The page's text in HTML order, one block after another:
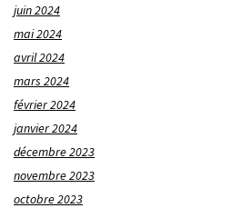
juin 2024
mai 2024
avril 2024
mars 2024
février 2024
janvier 2024
décembre 2023
novembre 2023
octobre 2023